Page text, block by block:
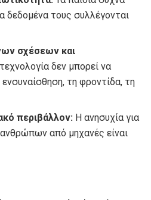
δεδομένα τους συλλέγονται
σχέσεων και
δεν μπορεί να
τη φροντίδα, τη
περιβάλλον: Η ανησυχία για
από μηχανές είναι